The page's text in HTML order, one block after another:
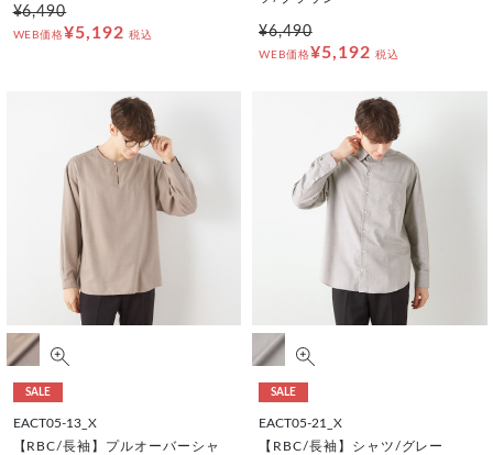
¥6,490
WEB価格¥5,192 税込 ¥6,490
WEB価格¥5,192 税込
SALE
EACT05-13_X
【RBC/長袖】プルオーバーシャ
SALE
EACT05-21_X
【RBC/長袖】シャツ/グレー